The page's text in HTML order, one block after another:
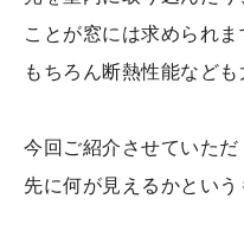
ことが窓には求められま
もちろん断熱性能なども
今回ご紹介させていた
先に何が見えるかという